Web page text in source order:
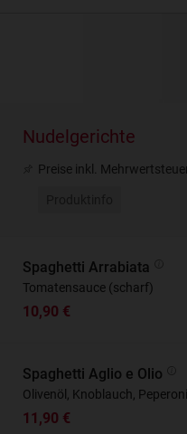
Nudelgerichte
Preise inkl.
Spaghetti Arrabiata
Tomatensauce (scharf)
10,90 €
Spaghetti Aglio e Olio
Olivenöl, Knoblauch, Peperoni
11,90 €